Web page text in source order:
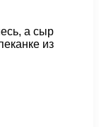
а сыр
из